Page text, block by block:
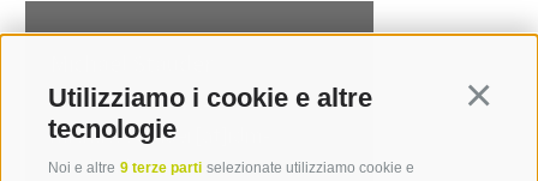
Utilizziamo i cookie e altre
tecnologie
Noi e altre 9 terze parti selezionate utilizziamo cookie e
T +39 0471 094 241
michael.stauder[at]idm-
suedtirol.com